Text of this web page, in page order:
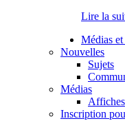
Lire la
Médias
Nouvelles
Sujets
Médias
Affiches
Inscription